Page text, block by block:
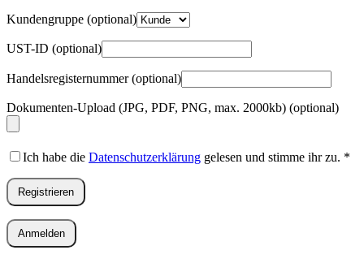
Kundengruppe (optional)
UST-ID (optional)
Handelsregisternummer(optional)
Dokumenten-Upload (JPG, PDF, PNG, max. 2000kb) (optional)
Ich habe die Datenschutzerklärung gelesen und stimme ihr zu. *
Registrieren
Anmelden